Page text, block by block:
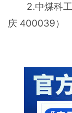
2.中煤科
庆 400039）